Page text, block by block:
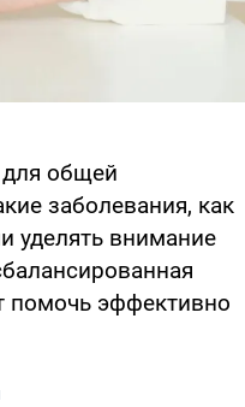
общей
заболевания, как
уделять внимание
помочь эффективно